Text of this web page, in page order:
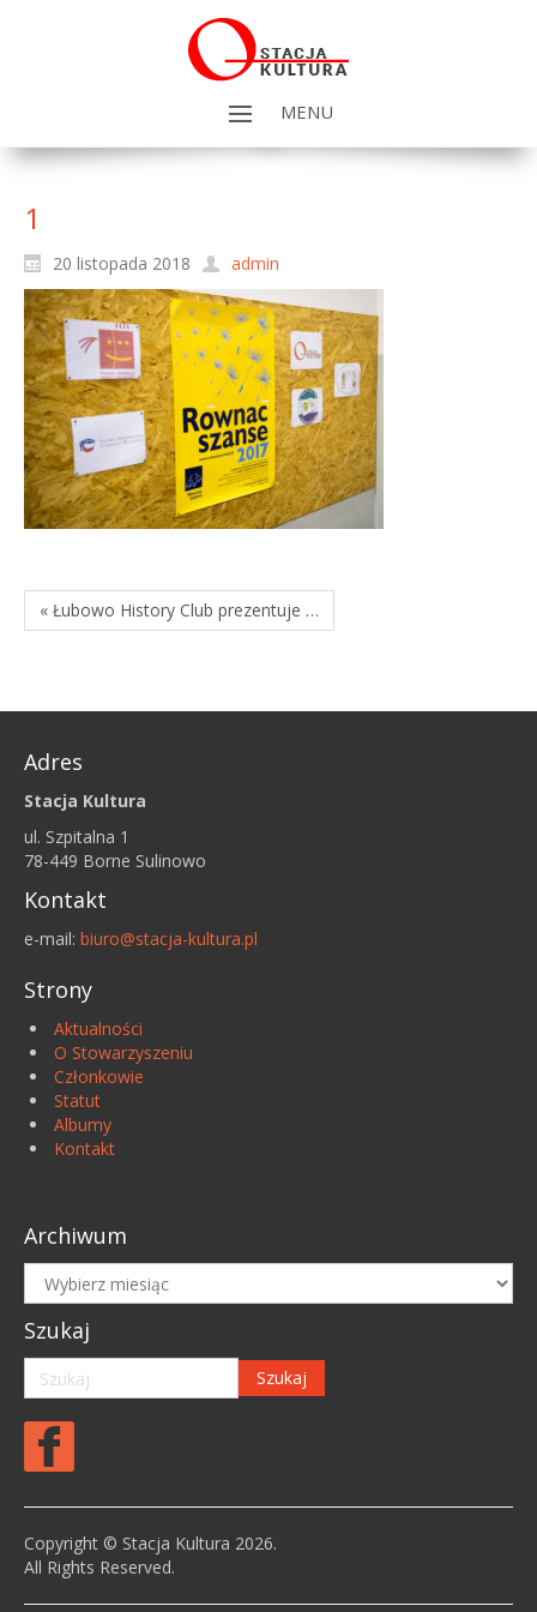
MENU
1
20 listopada 2018 admin
« Łubowo History Club prezentuje …
Adres
Stacja Kultura
ul. Szpitalna 1
78-449 Borne Sulinowo
Kontakt
e-mail: biuro@stacja-kultura.pl
Strony
Aktualności
O Stowarzyszeniu
Członkowie
Statut
Albumy
Kontakt
Archiwum
Archiwum
Szukaj
Copyright © Stacja Kultura 2026.
All Rights Reserved.